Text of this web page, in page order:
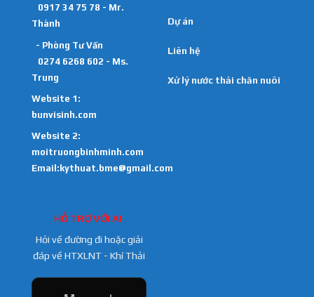
0917 34 75 78 - Mr.
Thành
- Phòng Tư Vấn
0274 6268 602 - Ms.
Trung
Website 1:
bunvisinh.com
Website 2:
moitruongbinhminh.com
Email:kythuat.bme@gmail.com
Dự án
Liên hệ
Xử lý nước thải chăn nuôi
HỖ TRỢ VỚI AI
Hỏi về đường đi hoặc giải
đáp về HTXLNT - Khí Thải